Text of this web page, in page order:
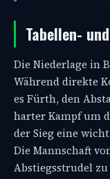
Tabellen-
Die Niederlage in
Während direkte
es Fürth, den
harter Kampf um
der Sieg eine
Die Mannschaft
Abstiegsstrudel